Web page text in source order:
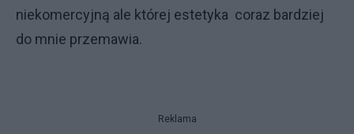
niekomercyjną ale której estetyka coraz bardziej
do mnie przemawia.
Reklama